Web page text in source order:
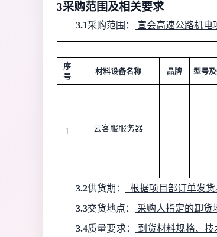
3采购范围及相关要求
3.1采购范围： 宣会高速公路机电
序
号
材料设备名称 品牌 型号
1 云客服服务器
3.2供货期 ： 根据项目部订单发货
3.3交货地点 ： 采购人指定的卸货
3.4质量要求：
到货材料规格、